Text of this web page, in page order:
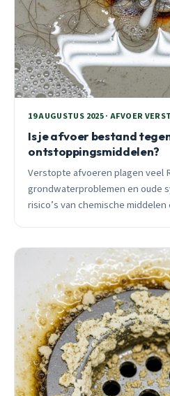
19 AUGUSTUS 2025 · AFVOER
Is je afvoer bestand
ontstoppingsmiddelen?
Verstopte afvoeren plagen veel
grondwaterproblemen en oude
risico’s van chemische